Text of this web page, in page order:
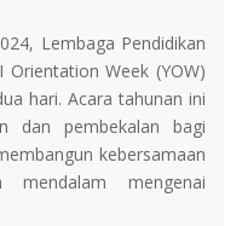
Lembaga Pendidikan
Orientation Week (YOW)
hari. Acara tahunan ini
dan pembekalan bagi
kebersamaan
mengenai